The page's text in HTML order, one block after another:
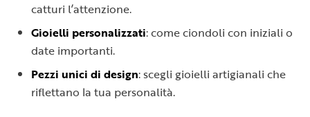
catturi l’attenzione.
Gioielli personalizzati: come ciondoli con iniziali o
date importanti.
Pezzi unici di design: scegli gioielli artigianali che
riflettano la tua personalità.